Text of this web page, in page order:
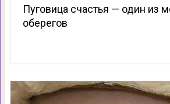
Пуговица счастья — один из
оберегов